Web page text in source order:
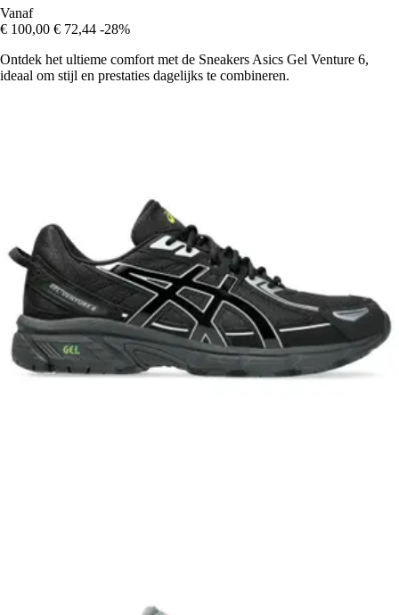
Vanaf
€ 100,00 € 72,44 -28%
Ontdek het ultieme comfort met de Sneakers Asics Gel Venture 6,
ideaal om stijl en prestaties dagelijks te combineren.